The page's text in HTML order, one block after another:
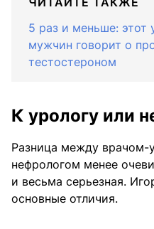
5 раз и меньше: этот
мужчин говорит о
тестостероном
К урологу или
Разница между врачом-
нефрологом менее
и весьма серьезная.
основные отличия.